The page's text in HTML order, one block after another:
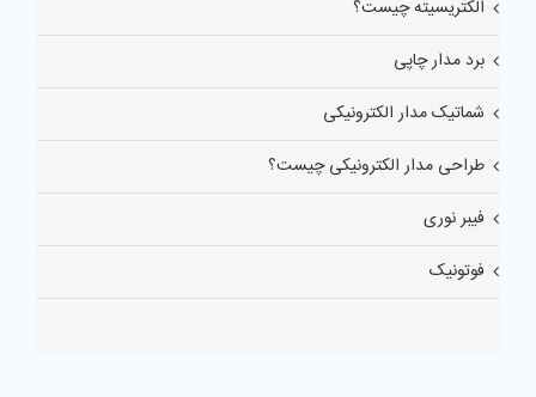
الکتریسیته چیست؟
برد مدار چاپی
شماتیک مدار الکترونیکی
طراحی مدار الکترونیکی چیست؟
فیبر نوری
فوتونیک